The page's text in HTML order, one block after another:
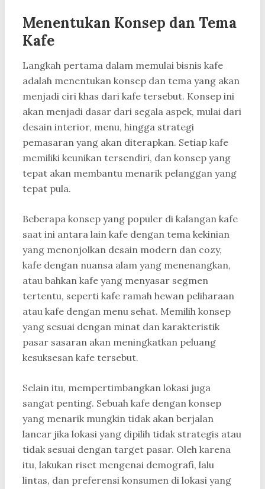
Menentukan Konsep dan Tema
Kafe
Langkah pertama dalam memulai bisnis kafe
adalah menentukan konsep dan tema yang akan
menjadi ciri khas dari kafe tersebut. Konsep ini
akan menjadi dasar dari segala aspek, mulai dari
desain interior, menu, hingga strategi
pemasaran yang akan diterapkan. Setiap kafe
memiliki keunikan tersendiri, dan konsep yang
tepat akan membantu menarik pelanggan yang
tepat pula.
Beberapa konsep yang populer di kalangan kafe
saat ini antara lain kafe dengan tema kekinian
yang menonjolkan desain modern dan cozy,
kafe dengan nuansa alam yang menenangkan,
atau bahkan kafe yang menyasar segmen
tertentu, seperti kafe ramah hewan peliharaan
atau kafe dengan menu sehat. Memilih konsep
yang sesuai dengan minat dan karakteristik
pasar sasaran akan meningkatkan peluang
kesuksesan kafe tersebut.
Selain itu, mempertimbangkan lokasi juga
sangat penting. Sebuah kafe dengan konsep
yang menarik mungkin tidak akan berjalan
lancar jika lokasi yang dipilih tidak strategis atau
tidak sesuai dengan target pasar. Oleh karena
itu, lakukan riset mengenai demografi, lalu
lintas, dan preferensi konsumen di lokasi yang